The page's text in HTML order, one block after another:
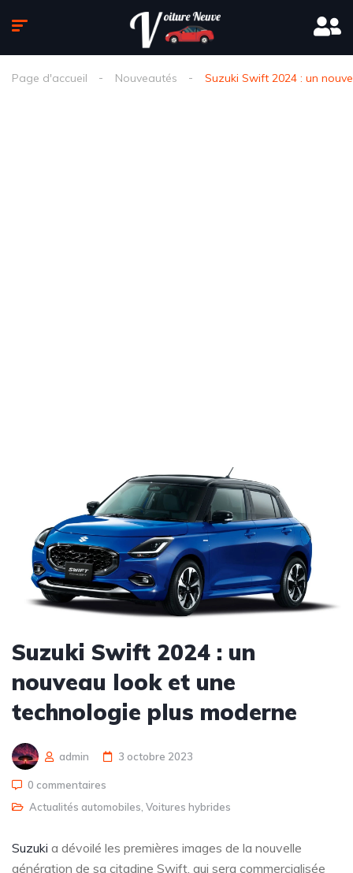
Page d'accueil Nouveautés Suzuki Swift 2024 : un
Suzuki Swift 2024 : un
nouveau look et une
technologie plus moderne
admin 3 octobre 2023
0 commentaires
Actualités automobiles Voitures hybrides
Suzuki a dévoilé les premières images de la nouvelle
génération de sa citadine Swift, qui sera commercialisée